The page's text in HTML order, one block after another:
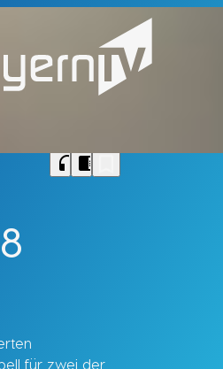
headphones chrome_reader_mode
für zwei der